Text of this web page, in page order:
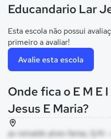
Educandario Lar
Esta escola não possui
primeiro a avaliar!
Avalie esta escola
Onde fica o E M E
Jesus E Maria?
av reinaldo alves farias, S/N